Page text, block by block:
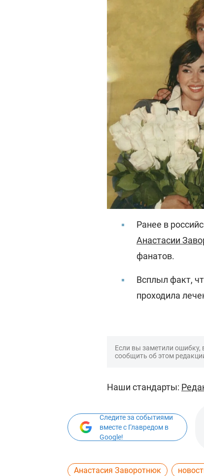
Ранее в
Анастасии
фанатов.
Всплыл факт,
проходила
Если вы заметили ошибку,
сообщить об этом
Наши стандарты:
Следите за событиями
вместе с Главредом в
Google!
Анастасия Заворотнюк